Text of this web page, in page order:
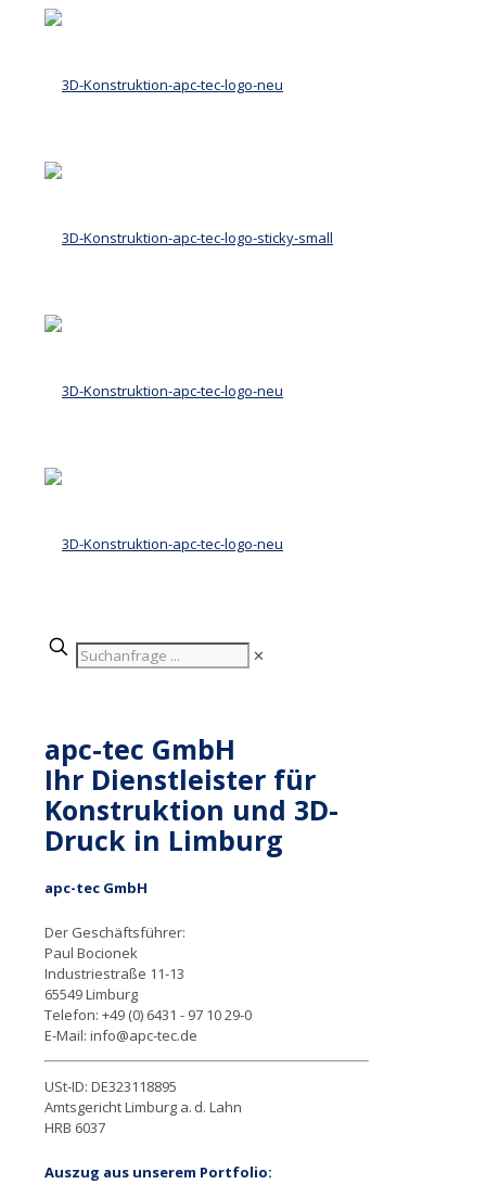
✕
apc-tec GmbH
Ihr Dienstleister für
Konstruktion und 3D-
Druck in Limburg
apc-tec GmbH
Der Geschäftsführer:
Paul Bocionek
Industriestraße 11-13
65549 Limburg
Telefon: +49 (0) 6431 - 97 10 29-0
E-Mail: info@apc-tec.de
USt-ID: DE323118895
Amtsgericht Limburg a. d. Lahn
HRB 6037
Auszug aus unserem Portfolio: